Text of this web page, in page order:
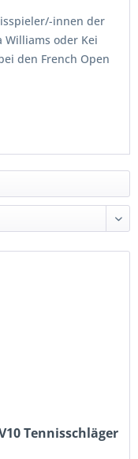
innen der
Williams oder Kei
den French Open
Tennisschläger